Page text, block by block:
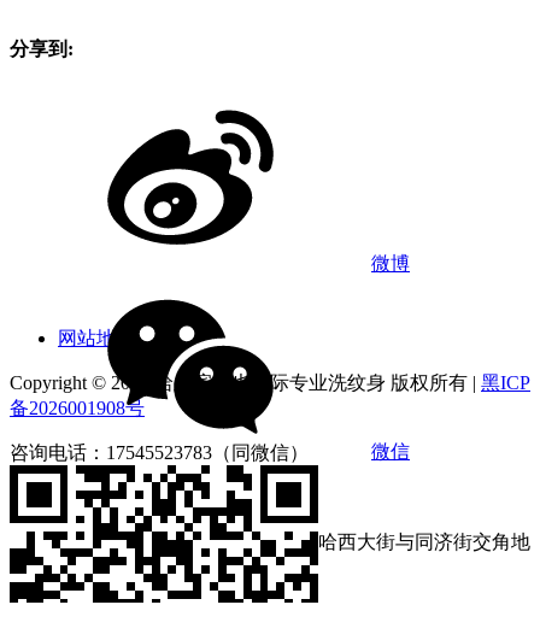
网站地图
Copyright © 2026 哈尔滨俪也国际专业洗纹身 版权所有 | 黑ICP
备2026001908号
咨询电话：17545523783（同微信）
营业时间：9:00-18:00
店铺地址：黑龙江省哈尔滨市南岗区哈西大街与同济街交角地
段第loft4栋1212号
分享到:
微博
微信